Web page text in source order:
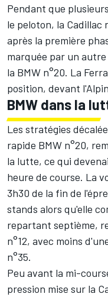
Pendant que
le peloton, la Cadillac
après la première
marquée par un
la BMW n°20. La
position, devant
BMW dans la
Les stratégies
rapide BMW n°20,
la lutte, ce qui
heure de course. La
3h30 de la fin de
stands alors qu'elle
repartant septième,
n°12, avec moins
n°35.
Peu avant la mi-
pression mise sur la